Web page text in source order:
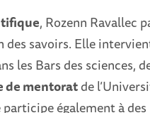
, Rozenn Ravallec
savoirs. Elle
les Bars des sciences,
de mentoratde
participe également à